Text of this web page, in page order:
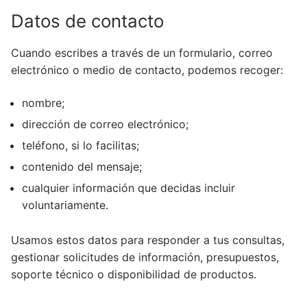
Datos de contacto
Cuando escribes a través de un formulario, correo
electrónico o medio de contacto, podemos recoger:
nombre;
dirección de correo electrónico;
teléfono, si lo facilitas;
contenido del mensaje;
cualquier información que decidas incluir
voluntariamente.
Usamos estos datos para responder a tus consultas,
gestionar solicitudes de información, presupuestos,
soporte técnico o disponibilidad de productos.